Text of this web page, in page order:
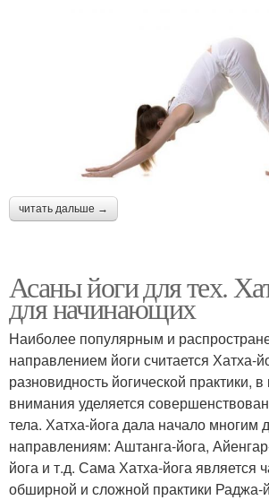
читать дальше →
Асаны йоги для тех.
для начинающих
Наиболее популярным и
направлением йоги считается Хатха-
разновидность йогической практики,
внимания уделяется
тела. Хатха-йога дала начало многим
направлениям: Аштанга-йога,
йога и т.д. Сама Хатха-йога является
обширной и сложной практики Раджа-